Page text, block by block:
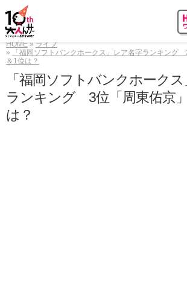
HOME
ライフ
「福岡ソフトバンクホークス」レア名字ランキン
＆1位は？
「福岡ソフトバンクホーク
ランキング 3位「周東佑京
は？